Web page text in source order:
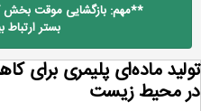
**مهم: بازگشایی موقت بخش
بستر ارتباط
ماده‌ای پلیمری برای
محیط زیست